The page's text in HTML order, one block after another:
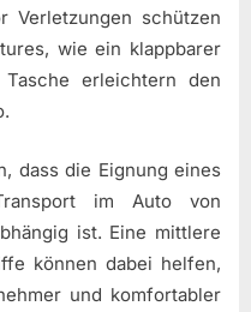
Verletzungen schützen
wie ein klappbarer
erleichtern den
dass die Eignung eines
im Auto von
ist. Eine mittlere
können dabei helfen,
und komfortabler